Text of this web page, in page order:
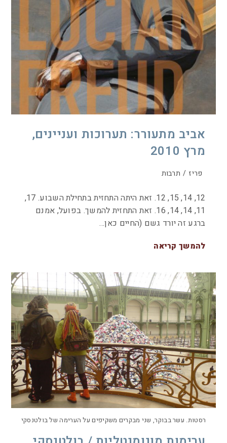
אביב מתעורר: תערוכות ועניינים,
מרץ 2010
פריז / תרבות
12, 14, 15, 12. זאת היתה התחזית בתחילת השבוע. 17,
11, 14, 14, 16. זאת התחזית להמשך. בפועל, אמנם
ברגע זה יורד גשם (החיים כאן…
להמשך קריאה
רסטות. עשר בבוקר, שני מבקרים משקיפים על הערימה של בולטנסקי